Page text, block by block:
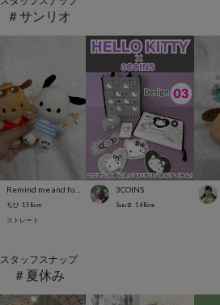
＃サンリオ
ちひ 158cm
ストレート
3COINS
Suu☺︎ 168cm
スタッフスナップ
＃夏休み